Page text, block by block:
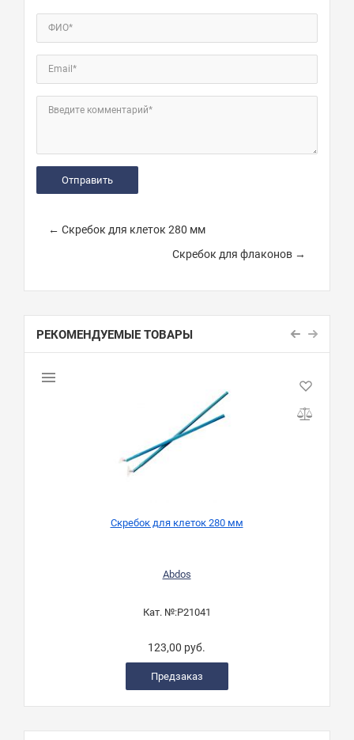
ФИО*
Email*
Введите комментарий*
← Скребок для клеток 280 мм
Скребок для флаконов →
РЕКОМЕНДУЕМЫЕ ТОВАРЫ
Скребок для клеток 280 мм
Abdos
Кат. №:P21041
123,00 руб.
Предзаказ